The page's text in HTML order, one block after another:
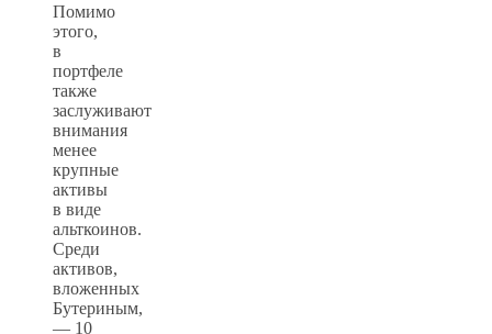
Помимо
этого,
в
портфеле
также
заслуживают
внимания
менее
крупные
активы
в виде
альткоинов.
Среди
активов,
вложенных
Бутериным,
— 10